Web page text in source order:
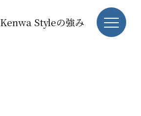
Kenwa Styleの強み